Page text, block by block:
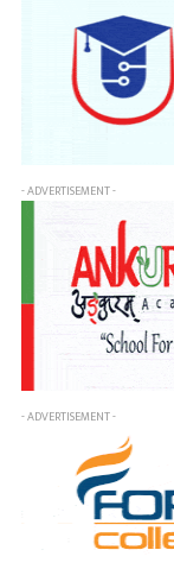
- ADVERTISEMENT -
- ADVERTISEMENT -